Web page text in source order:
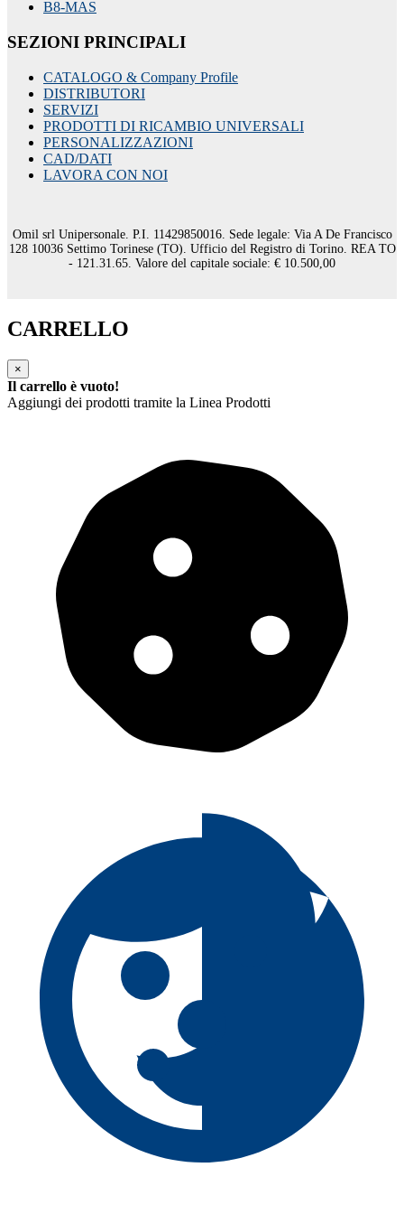
B8-MAS
SEZIONI PRINCIPALI
CATALOGO & Company Profile
DISTRIBUTORI
SERVIZI
PRODOTTI DI RICAMBIO UNIVERSALI
PERSONALIZZAZIONI
CAD/DATI
LAVORA CON NOI
Omil srl Unipersonale. P.I. 11429850016. Sede legale: Via A De Francisco
128 10036 Settimo Torinese (TO). Ufficio del Registro di Torino. REA TO
- 121.31.65. Valore del capitale sociale: € 10.500,00
CARRELLO
×
Il carrello è vuoto!
Aggiungi dei prodotti tramite la Linea Prodotti